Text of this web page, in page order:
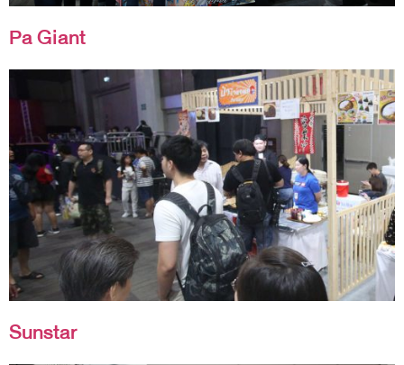
Pa Giant
Sunstar